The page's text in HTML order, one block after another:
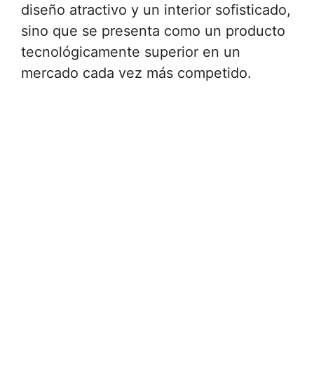
diseño atractivo y un interior sofisticado,
sino que se presenta como un producto
tecnológicamente superior en un
mercado cada vez más competido.